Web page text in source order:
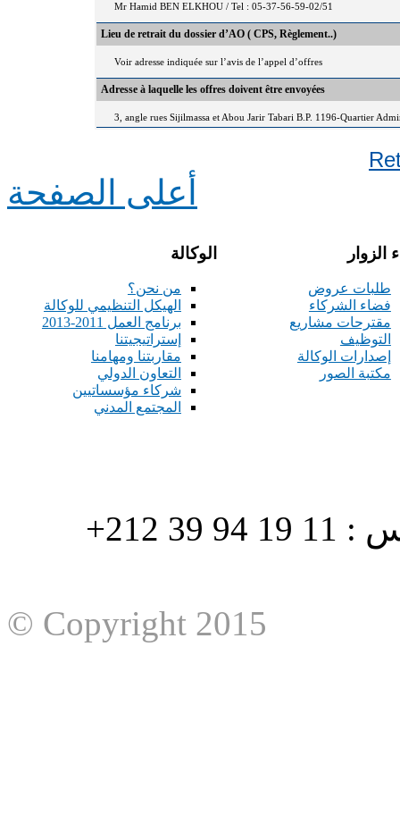
Mr Hamid BEN ELKHOU / Tel : 05-37-56-59-02/51
Lieu de retrait du dossier d’AO ( CPS, Règlement..)
Voir adresse indiquée sur l’avis de l’appel d’offres
Adresse à laquelle les offres doivent être envoyées
3, angle rues Sijilmassa et Abou Jarir Tabari B.P. 1196-Quartier
أعلى الصفحة
الوكالة
من نحن؟
الهيكل التنظيمي للوكالة
برنامج العمل 2011-2013
إستراتيجيتنا
مقاربتنا ومهامنا
التعاون الدولي
شركاء مؤسساتيين
المجتمع المدني
الزوار
طلبات عروض
فضاء الشركاء
مقترحات مشاريع
التوظيف
إصدارات الوكالة
مكتبة الصور
هاتف : 90/88 32 94 39 212+ فاكس : 11 19 94 39 212+
© Copyright 2015